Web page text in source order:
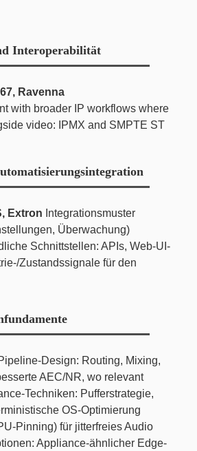
Interoperabilität
Ravenna
with broader IP workflows where
video: IPMX and SMPTE ST
Extron Integrationsmuster
Überwachung)
Schnittstellen: APIs, Web-UI-
Zustandssignale für den
Design: Routing, Mixing,
AEC/NR, wo relevant
Techniken: Pufferstrategie,
OS-Optimierung
Pinning) für jitterfreies Audio
Appliance-ähnlicher Edge-